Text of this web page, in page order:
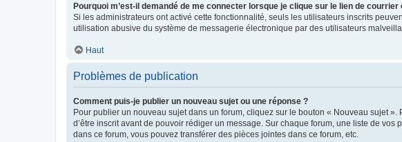
Pourquoi m’est-il demandé de me connecter lorsque je clique sur le lien de courrier
Si les administrateurs ont activé cette fonctionnalité, seuls les utilisateurs inscrits
utilisation abusive du système de messagerie électronique par des utilisateurs
Haut
Problèmes de publication
Comment puis-je publier un nouveau sujet ou une réponse ?
Pour publier un nouveau sujet dans un forum, cliquez sur le bouton « Nouveau sujet
d’être inscrit avant de pouvoir rédiger un message. Sur chaque forum, une liste de
dans ce forum, vous pouvez transférer des pièces jointes dans ce forum, etc.